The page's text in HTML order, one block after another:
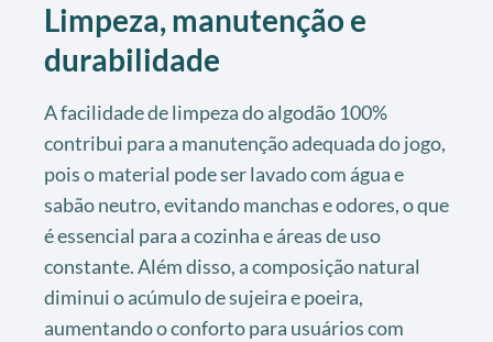
Limpeza, manutenção e
durabilidade
A facilidade de limpeza do algodão 100%
contribui para a manutenção adequada do jogo,
pois o material pode ser lavado com água e
sabão neutro, evitando manchas e odores, o que
é essencial para a cozinha e áreas de uso
constante. Além disso, a composição natural
diminui o acúmulo de sujeira e poeira,
aumentando o conforto para usuários com